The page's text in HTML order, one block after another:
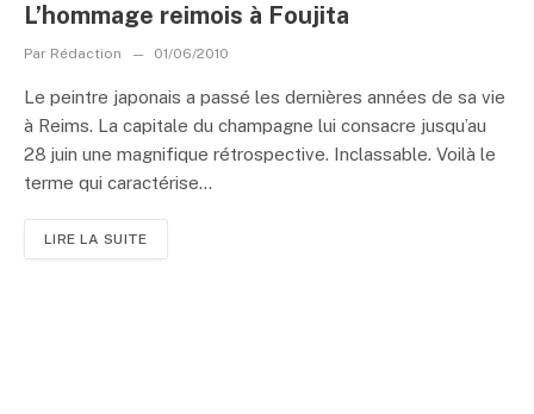
L’hommage reimois à Foujita
Par Rédaction 01/06/2010
Le peintre japonais a passé les dernières années de sa vie
à Reims. La capitale du champagne lui consacre jusqu’au
28 juin une magnifique rétrospective. Inclassable. Voilà le
terme qui caractérise...
LIRE LA SUITE